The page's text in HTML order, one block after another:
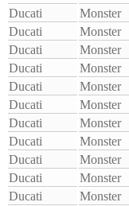
Ducati
Monster
Ducati
Monster
Ducati
Monster
Ducati
Monster
Ducati
Monster
Ducati
Monster
Ducati
Monster
Ducati
Monster
Ducati
Monster
Ducati
Monster
Ducati
Monster